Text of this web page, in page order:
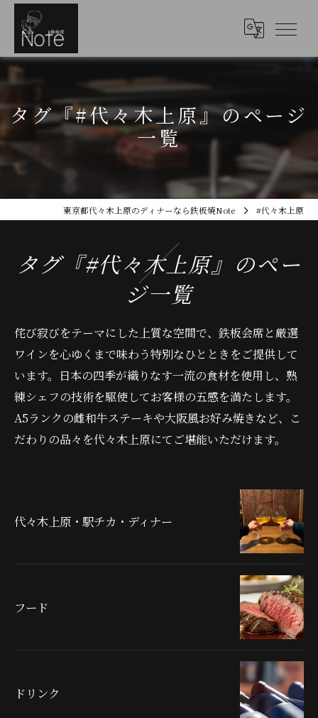
タグ『#代々木上原』のページ
一覧
東京都代々木上原のディナーなら鉄板焼Note #代々木上原
タグ『#代々木上原』のペー
ジ一覧
侘び寂びをテーマにした上質な空間で、鉄板会席と厳選
ワインを心ゆくまで味わう特別なひとときをご提供して
います。日本の四季が織りなす一流の食材を使用し、熟
練シェフの技術を駆使してお客様の五感を満たします。
A5ランクの雌和牛ステーキや大阪風お好み焼きなど、こ
だわりの品々を代々木上原にてご堪能いただけます。
代々木上原・駅チカ・ディナー
フード
ドリンク